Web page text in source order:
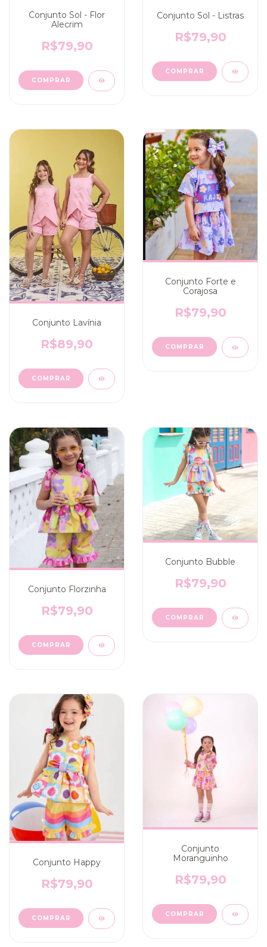
Conjunto Sol - Flor
Alecrim
R$79,90
COMPRAR
Conjunto Sol - Listras
R$79,90
COMPRAR
Conjunto Lavínia
R$89,90
COMPRAR
Conjunto Forte e
Corajosa
R$79,90
COMPRAR
Conjunto Florzinha
R$79,90
COMPRAR
Conjunto Bubble
R$79,90
COMPRAR
Conjunto Happy
R$79,90
COMPRAR
Conjunto
Moranguinho
R$79,90
COMPRAR